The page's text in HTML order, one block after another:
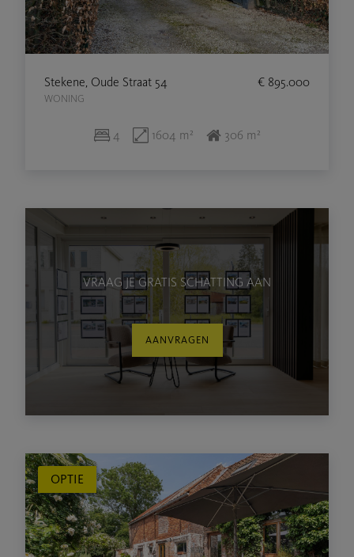
Stekene, Oude Straat 54
WONING
€ 895.000
4 1604 m² 306 m²
VRAAG JE GRATIS SCHATTING AAN
AANVRAGEN
OPTIE